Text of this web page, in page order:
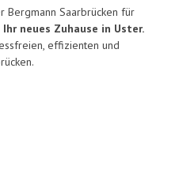
Bergmann Saarbrücken für
Ihr neues Zuhause in Uster.
effizienten und